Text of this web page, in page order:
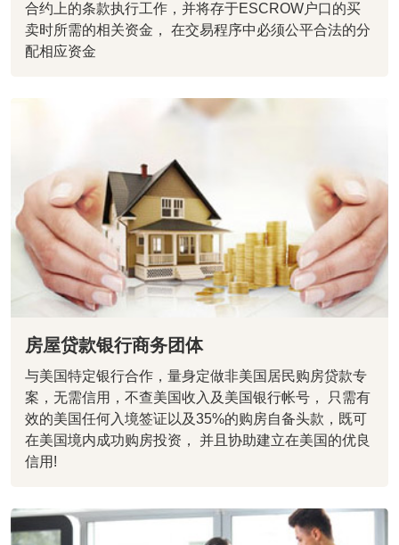
合约上的条款执行工作，并将存于ESCROW户口的买
卖时所需的相关资金， 在交易程序中必须公平合法的分
配相应资金
房屋贷款银行商务团体
与美国特定银行合作，量身定做非美国居民购房贷款专
案，无需信用，不查美国收入及美国银行帐号， 只需有
效的美国任何入境签证以及35%的购房自备头款，既可
在美国境内成功购房投资， 并且协助建立在美国的优良
信用!